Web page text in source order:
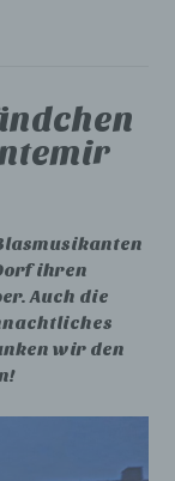
ihren
Auch die
wir den
Weise,
Daten
werden
werden.
die